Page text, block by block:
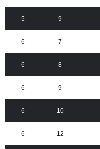
5 9
6 7
6 8
6 9
6 10
6 12